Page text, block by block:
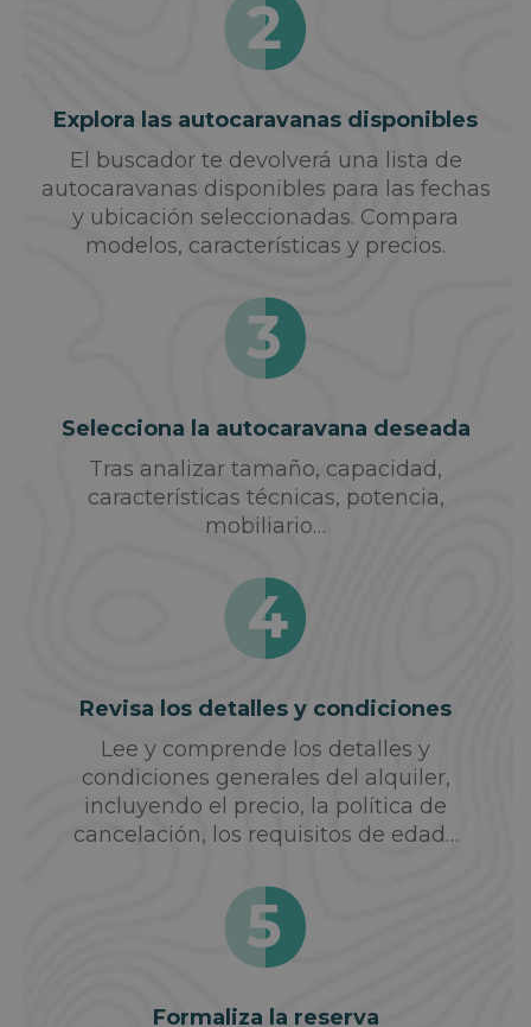
Explora las autocaravanas disponibles
El buscador te devolverá una lista de
autocaravanas disponibles para las fechas
y ubicación seleccionadas. Compara
modelos, características y precios.
Selecciona la autocaravana deseada
Tras analizar tamaño, capacidad,
características técnicas, potencia,
mobiliario…
Revisa los detalles y condiciones
Lee y comprende los detalles y
condiciones generales del alquiler,
incluyendo el precio, la política de
cancelación, los requisitos de edad…
Formaliza la reserva